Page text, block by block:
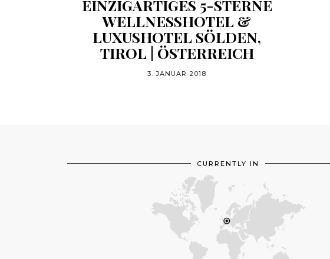
EINZIGARTIGES 5-STERNE
WELLNESSHOTEL &
LUXUSHOTEL SÖLDEN,
TIROL | ÖSTERREICH
3. JANUAR 2018
CURRENTLY IN